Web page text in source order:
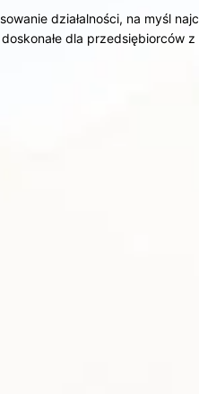
działalności, na myśl
dla przedsiębiorców